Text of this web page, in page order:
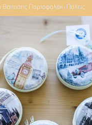
Πορτοφολάκι Πόλεις